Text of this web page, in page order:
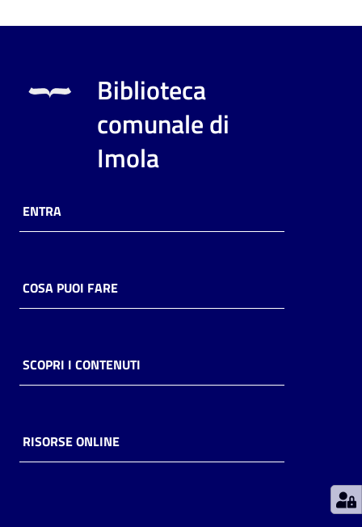
fare
Scopri
online
Piani
Decentrate
Biblioteca
comunale di
Imola
ENTRA
COSA PUOI FARE
SCOPRI I CONTENUTI
RISORSE ONLINE